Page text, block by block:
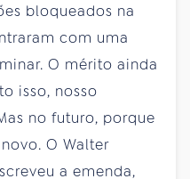
bloqueados na
com uma
O mérito ainda
isso, nosso
no futuro, porque
O Walter
a emenda,